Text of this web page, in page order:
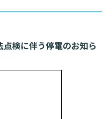
検に伴う停電のお知ら